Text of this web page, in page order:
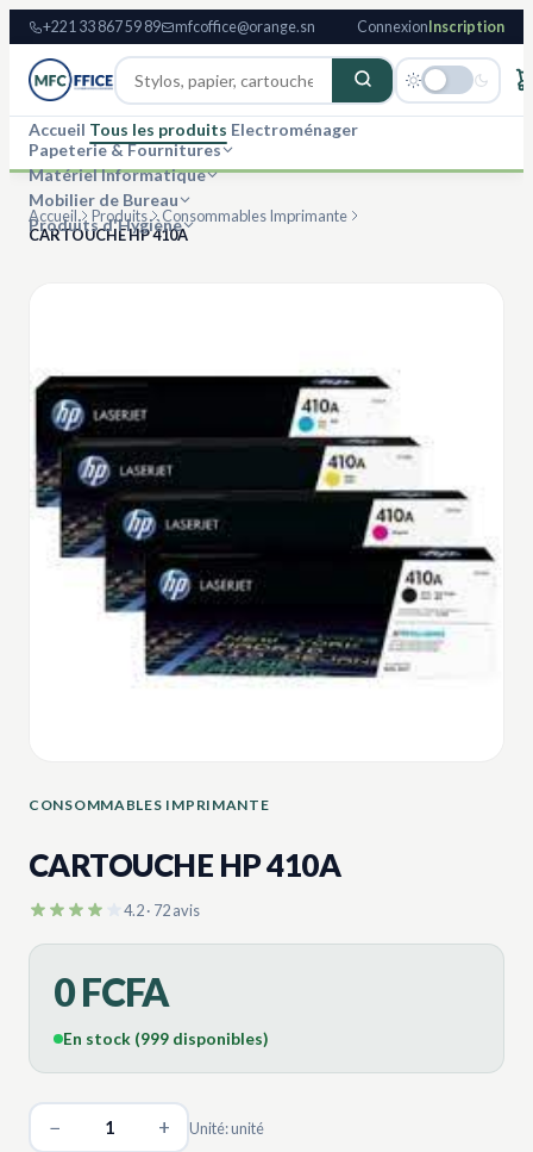
+221 33 867 59 89 mfcoffice@orange.sn Connexion Inscription
Accueil Tous les produits Electroménager
Papeterie & Fournitures
Matériel Informatique
Mobilier de Bureau
Produits d'Hygiène
Accueil Produits
Consommables Imprimante
CARTOUCHE HP 410A
CONSOMMABLES IMPRIMANTE
CARTOUCHE HP 410A
4.2 · 72 avis
0 FCFA
En stock (999 disponibles)
− + Unité: unité